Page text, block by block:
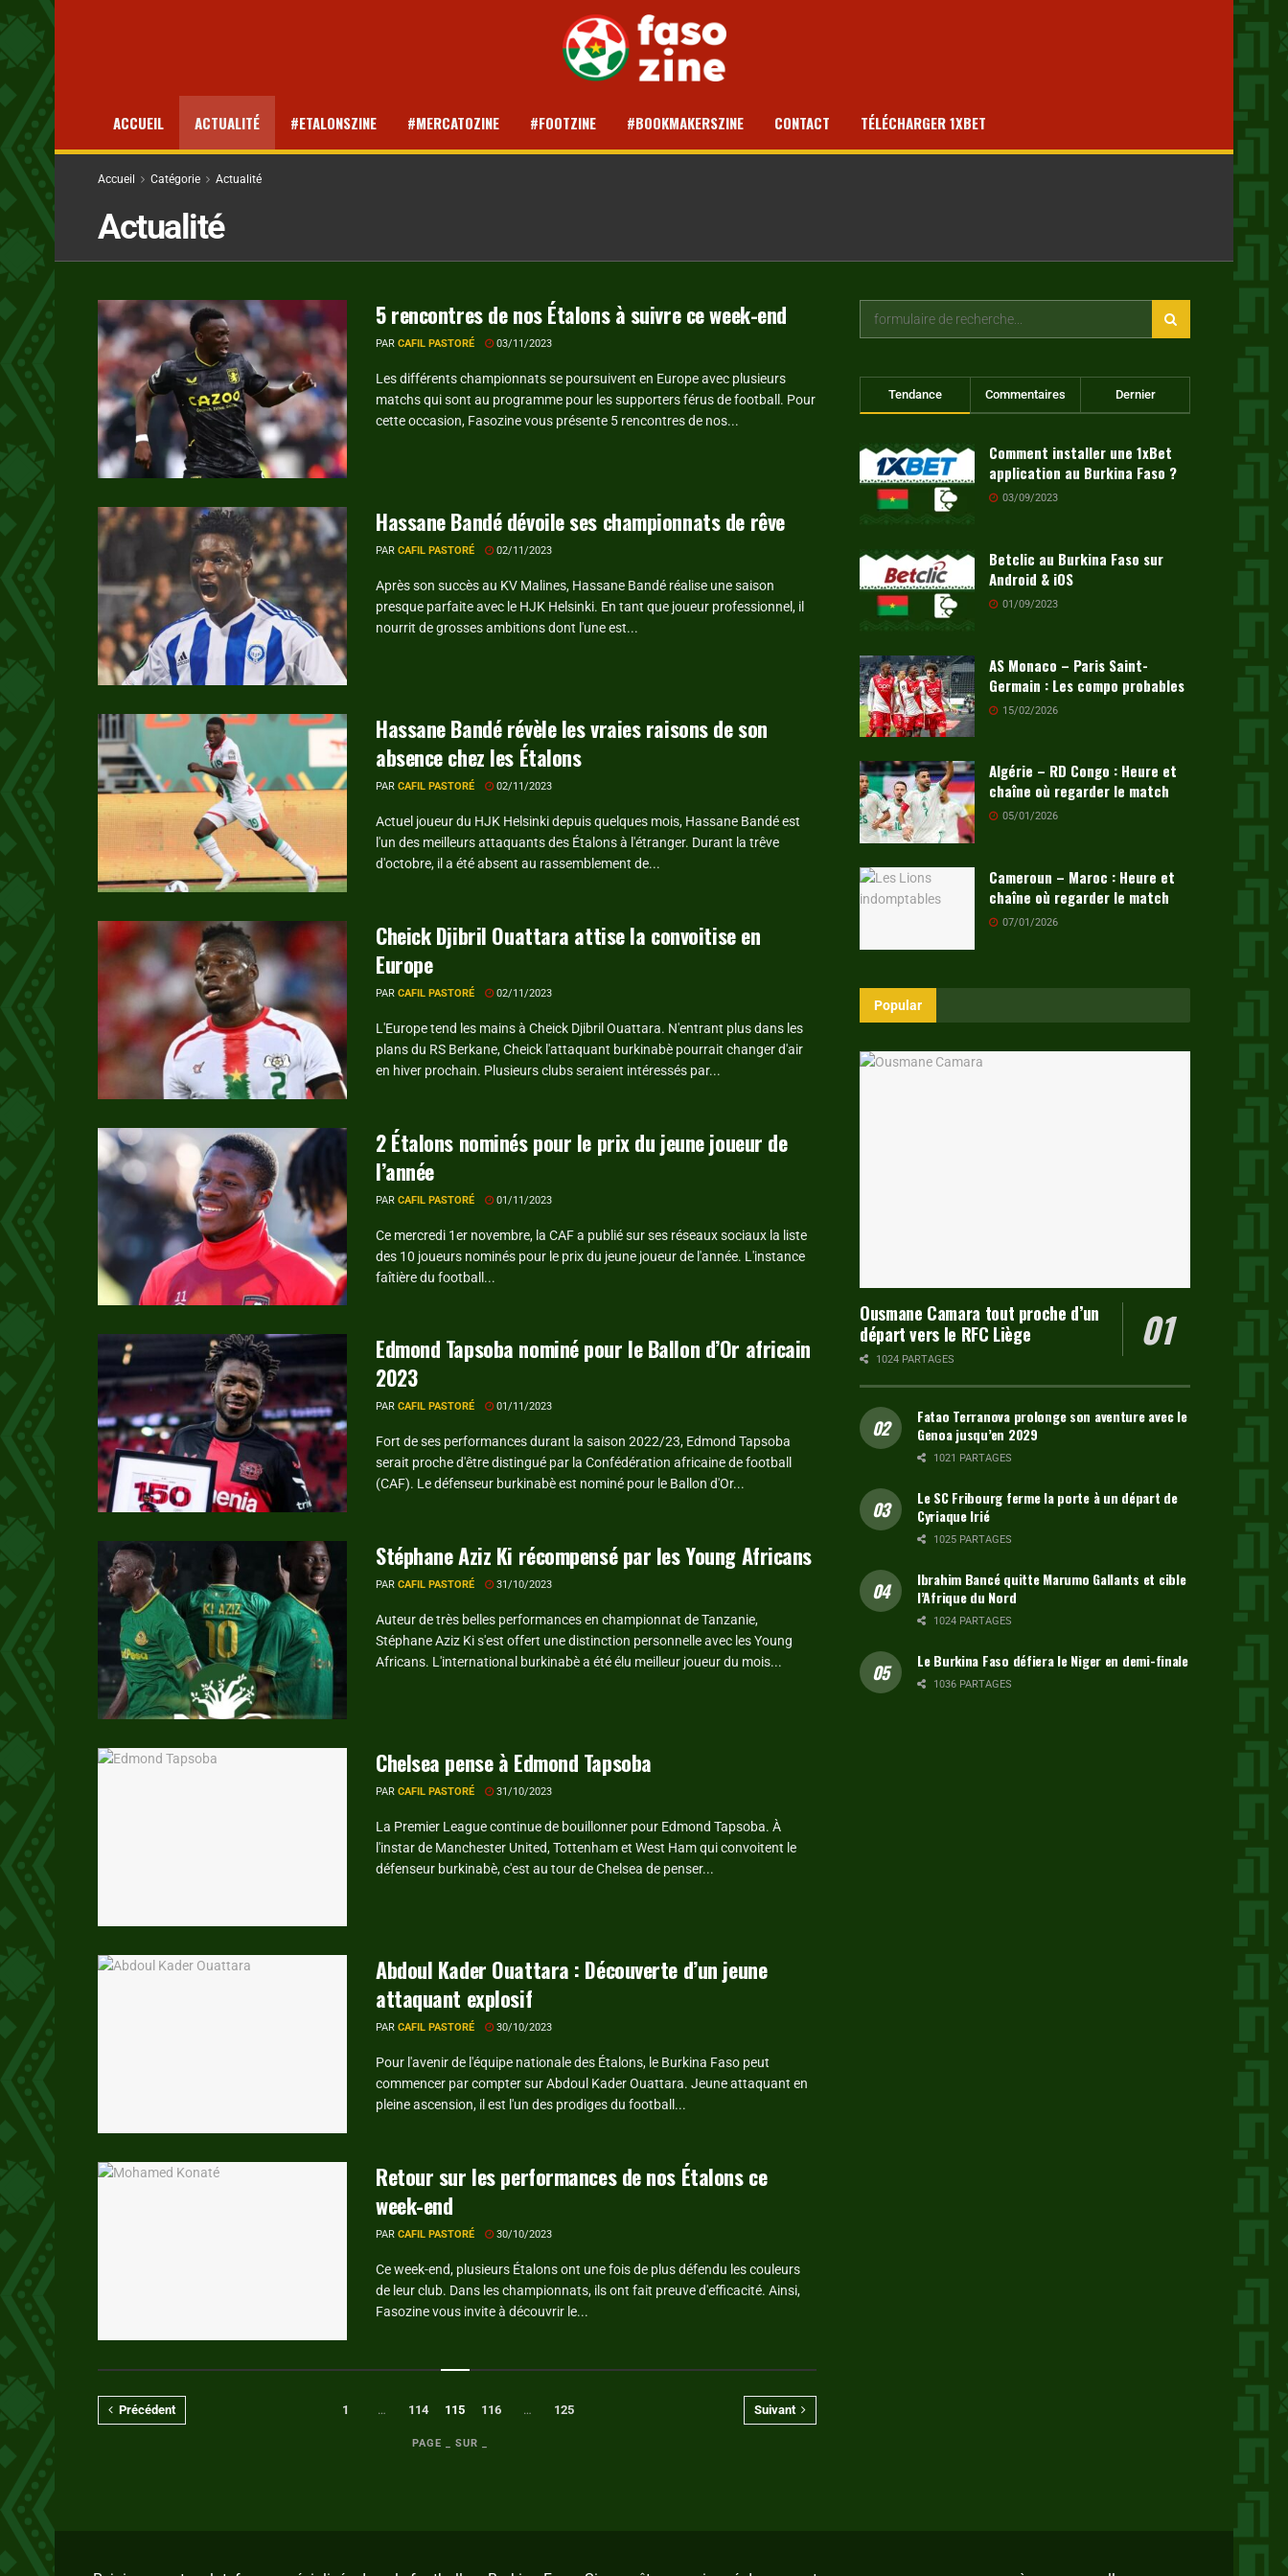
ACCUEIL ACTUALITÉ #ETALONSZINE #MERCATOZINE #FOOTZINE #BOOKMAKERSZINE CONTACT TÉLÉCHARGER 1XBET
Accueil Catégorie Actualité
Actualité
5 rencontres de nos Étalons à suivre ce week-end
PAR CAFIL PASTORÉ 03/11/2023
Les différents championnats se poursuivent en Europe avec plusieurs
matchs qui sont au programme pour les supporters férus de football. Pour
cette occasion, Fasozine vous présente 5 rencontres de nos...
Hassane Bandé dévoile ses championnats de rêve
PAR CAFIL PASTORÉ 02/11/2023
Après son succès au KV Malines, Hassane Bandé réalise une saison
presque parfaite avec le HJK Helsinki. En tant que joueur professionnel, il
nourrit de grosses ambitions dont l'une est...
Hassane Bandé révèle les vraies raisons de son
absence chez les Étalons
PAR CAFIL PASTORÉ 02/11/2023
Actuel joueur du HJK Helsinki depuis quelques mois, Hassane Bandé est
l'un des meilleurs attaquants des Étalons à l'étranger. Durant la trêve
d'octobre, il a été absent au rassemblement de...
Cheick Djibril Ouattara attise la convoitise en
Europe
PAR CAFIL PASTORÉ 02/11/2023
L'Europe tend les mains à Cheick Djibril Ouattara. N'entrant plus dans les
plans du RS Berkane, Cheick l'attaquant burkinabè pourrait changer d'air
en hiver prochain. Plusieurs clubs seraient intéressés par...
2 Étalons nominés pour le prix du jeune joueur de
l’année
PAR CAFIL PASTORÉ 01/11/2023
Ce mercredi 1er novembre, la CAF a publié sur ses réseaux sociaux la liste
des 10 joueurs nominés pour le prix du jeune joueur de l'année. L'instance
faîtière du football...
Edmond Tapsoba nominé pour le Ballon d’Or africain
2023
PAR CAFIL PASTORÉ 01/11/2023
Fort de ses performances durant la saison 2022/23, Edmond Tapsoba
serait proche d'être distingué par la Confédération africaine de football
(CAF). Le défenseur burkinabè est nominé pour le Ballon d'Or...
Stéphane Aziz Ki récompensé par les Young Africans
PAR CAFIL PASTORÉ 31/10/2023
Auteur de très belles performances en championnat de Tanzanie,
Stéphane Aziz Ki s'est offert une distinction personnelle avec les Young
Africans. L'international burkinabè a été élu meilleur joueur du mois...
Chelsea pense à Edmond Tapsoba
PAR CAFIL PASTORÉ 31/10/2023
La Premier League continue de bouillonner pour Edmond Tapsoba. À
l'instar de Manchester United, Tottenham et West Ham qui convoitent le
défenseur burkinabè, c'est au tour de Chelsea de penser...
Abdoul Kader Ouattara : Découverte d’un jeune
attaquant explosif
PAR CAFIL PASTORÉ 30/10/2023
Pour l'avenir de l'équipe nationale des Étalons, le Burkina Faso peut
commencer par compter sur Abdoul Kader Ouattara. Jeune attaquant en
pleine ascension, il est l'un des prodiges du football...
Retour sur les performances de nos Étalons ce
week-end
PAR CAFIL PASTORÉ 30/10/2023
Ce week-end, plusieurs Étalons ont une fois de plus défendu les couleurs
de leur club. Dans les championnats, ils ont fait preuve d'efficacité. Ainsi,
Fasozine vous invite à découvrir le...
PAGE _ SUR _
Précédent 1 … 114 115 116 … 125 Suivant
Tendance Commentaires Dernier
Comment installer une 1xBet
application au Burkina Faso ?
03/09/2023
Betclic au Burkina Faso sur
Android & iOS
01/09/2023
AS Monaco – Paris Saint-
Germain : Les compo probables
15/02/2026
Algérie – RD Congo : Heure et
chaîne où regarder le match
05/01/2026
Cameroun – Maroc : Heure et
chaîne où regarder le match
07/01/2026
Popular
Ousmane Camara tout proche d’un
départ vers le RFC Liège
1024 PARTAGES
Fatao Terranova prolonge son aventure avec le
Genoa jusqu’en 2029
1021 PARTAGES
Le SC Fribourg ferme la porte à un départ de
Cyriaque Irié
1025 PARTAGES
Ibrahim Bancé quitte Marumo Gallants et cible
l’Afrique du Nord
1024 PARTAGES
Le Burkina Faso défiera le Niger en demi-finale
1036 PARTAGES